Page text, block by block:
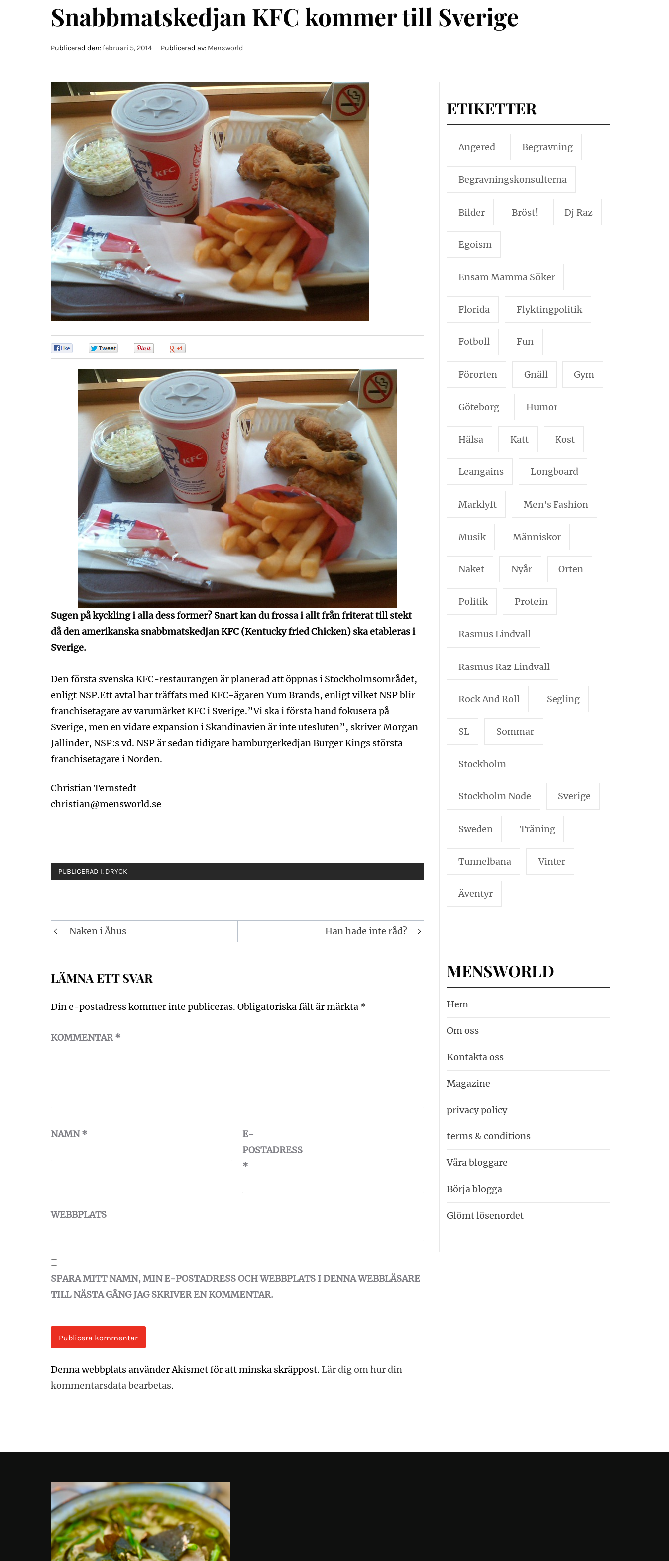
Snabbmatskedjan KFC kommer till Sverige
Publicerad den:februari 5, 2014 Publicerad av: Mensworld
Sugen på kyckling i alla dess former? Snart kan du frossa i allt från friterat till stekt
då den amerikanska snabbmatskedjan KFC (Kentucky fried Chicken) ska etableras i
Sverige.
Den första svenska KFC-restaurangen är planerad att öppnas i Stockholmsområdet,
enligt NSP.Ett avtal har träffats med KFC-ägaren Yum Brands, enligt vilket NSP blir
franchisetagare av varumärket KFC i Sverige.”Vi ska i första hand fokusera på
Sverige, men en vidare expansion i Skandinavien är inte utesluten”, skriver Morgan
Jallinder, NSP:s vd. NSP är sedan tidigare hamburgerkedjan Burger Kings största
franchisetagare i Norden.
Christian Ternstedt
christian@mensworld.se
PUBLICERAD I: DRYCK
Inläggsnavigering
Naken i Åhus Han hade inte råd?
LÄMNA ETT SVAR
Din e-postadress kommer inte publiceras. Obligatoriska fält är märkta *
KOMMENTAR*
NAMN*
E-
POSTADRESS
*
WEBBPLATS
SPARA MITT NAMN, MIN E-POSTADRESS OCH WEBBPLATS I DENNA WEBBLÄSARE
TILL NÄSTA GÅNG JAG SKRIVER EN KOMMENTAR.
Denna webbplats använder Akismet för att minska skräppost. Lär dig om hur din
kommentarsdata bearbetas.
ETIKETTER
Angered Begravning
Begravningskonsulterna
Bilder Bröst! Dj Raz
Egoism
Ensam Mamma Söker
Florida Flyktingpolitik
Fotboll Fun
Förorten Gnäll Gym
Göteborg Humor
Hälsa Katt Kost
Leangains Longboard
Marklyft Men's Fashion
Musik Människor
Naket Nyår Orten
Politik Protein
Rasmus Lindvall
Rasmus Raz Lindvall
Rock And Roll Segling
SL Sommar
Stockholm
Stockholm Node Sverige
Sweden Träning
Tunnelbana Vinter
Äventyr
MENSWORLD
Hem
Om oss
Kontakta oss
Magazine
privacy policy
terms & conditions
Våra bloggare
Börja blogga
Glömt lösenordet